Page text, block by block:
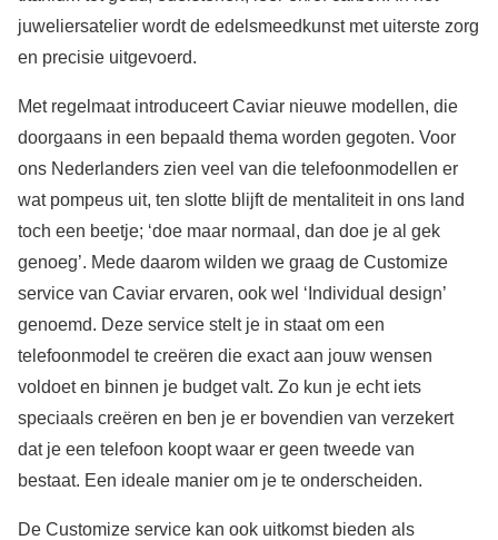
juweliersatelier wordt de edelsmeedkunst met uiterste zorg
en precisie uitgevoerd.
Met regelmaat introduceert Caviar nieuwe modellen, die
doorgaans in een bepaald thema worden gegoten. Voor
ons Nederlanders zien veel van die telefoonmodellen er
wat pompeus uit, ten slotte blijft de mentaliteit in ons land
toch een beetje; ‘doe maar normaal, dan doe je al gek
genoeg’. Mede daarom wilden we graag de Customize
service van Caviar ervaren, ook wel ‘Individual design’
genoemd. Deze service stelt je in staat om een
telefoonmodel te creëren die exact aan jouw wensen
voldoet en binnen je budget valt. Zo kun je echt iets
speciaals creëren en ben je er bovendien van verzekert
dat je een telefoon koopt waar er geen tweede van
bestaat. Een ideale manier om je te onderscheiden.
De Customize service kan ook uitkomst bieden als